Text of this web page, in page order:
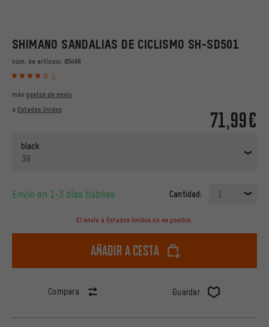
SHIMANO SANDALIAS DE CICLISMO SH-SD501
núm. de artículo: 85469
5
71,99€
más gastos de envío
a Estados Unidos
black
38
Envío en 1-3 días hábiles Cantidad: 1
El envío a Estados Unidos no es posible.
Añadir a cesta
Compara Guardar